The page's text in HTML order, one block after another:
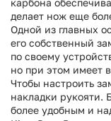
делает нож еще
Одной из главных
его собственный
по своему
но при этом имеет
Чтобы настроить
накладки рукояти.
более удобным и